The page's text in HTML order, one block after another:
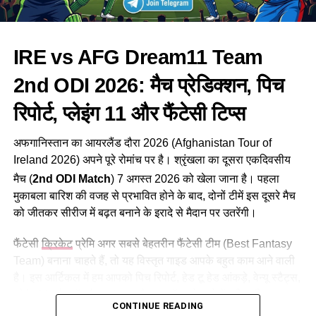
Birmingham Phoenix vs
मैच
Birmingham Phoenix vs
Sunrisers Leeds
टूर्नामेंट
The Hundred Men’s
Competition 2026
मैच नंबर
24
7 अगस्त 2026
समय
रात 11:00 बजे IST
मैदान
Edgbaston, Birmingham
लाइव स्ट्रीमिंग
JioHotstar
BPH vs SUL Dream11 Team
Birmingham Phoenix Women (BPH-W)
BPH-W vs SUL-W Probable Playing XI (संभावित प्लेइंग
11)
Birmingham Phoenix Women (BPH-W)
Sunrisers Leeds Women (SUL-W)
Head to Head Record (आमने-सामने के आंकड़े)
Top Picks for Dream11 Team (फैंटेसी टीम के लिए टॉप
1. Annabel Sutherland (SUL-W)
3. Deepti Sharma (SUL-W)
IRE vs AFG Dream11 Team
2nd ODI 2026: मैच प्रेडिक्शन, पिच
रिपोर्ट, प्लेइंग 11 और फैंटेसी टिप्स
अफगानिस्तान का आयरलैंड दौरा 2026 (Afghanistan Tour of
Ireland 2026) अपने पूरे रोमांच पर है। श्रृंखला का दूसरा एकदिवसीय
मैच (2nd ODI Match) 7 अगस्त 2026 को खेला जाना है। पहला
मुकाबला बारिश की वजह से प्रभावित होने के बाद, दोनों टीमें इस दूसरे मैच
को जीतकर सीरीज में बढ़त बनाने के इरादे से मैदान पर उतरेंगी।
फैंटेसी क्रिकेटप्रेमि अगर सबसे बेहतरीन फैंटेसी टीम (Best Fantasy
Team) बनाना चाहते हैं, तो यह विस्तृत गाइड आपके बहुत काम आने वाली
प्लेइंग 11 और टॉप कैप्टन/वाइस-कैप्टन चॉइस के बारे में पूरी सटीक
CONTINUE READING